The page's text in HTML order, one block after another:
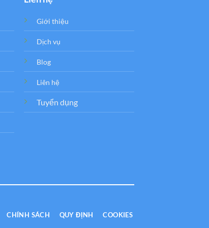
Giới thiệu
Dịch vụ
Blog
Liên hệ
Tuyển dụng
CHÍNH SÁCH QUY ĐỊNH COOKIES